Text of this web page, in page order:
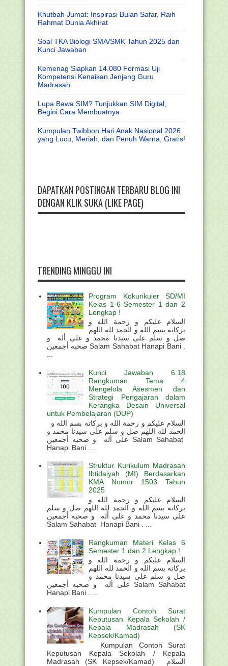
Khutbah Jumat: Inspirasi Bulan Safar, Raih
Rahmat Dunia Akhirat
Soal TKA Biologi SMA/SMK Tahun 2025 dan
Kunci Jawaban
Kemenag Siapkan 14.080 Formasi Uji
Kompetensi Kenaikan Jenjang Guru
Madrasah
Lupa Bawa SIM? Tunjukkan SIM Digital,
Begini Cara Membuatnya
Kumpulan Twibbon Hari Anak Nasional 2026
yang Lucu, Meriah, dan Penuh Warna, Gratis!
DAPATKAN POSTINGAN TERBARU BLOG INI
DENGAN KLIK SUKA (LIKE PAGE)
TRENDING MINGGU INI
Program Kokurikuler SD/MI
Kelas 1-6 Semester 1 dan 2
Lengkap !
السلام عليكم و رحمة الله و
بركاته بسم الله و الحمد لله اللهم
صل و سلم على سيدنا محمد و على أله و
صحبه أجمعين Salam Sahabat Hanapi Bani .
...
Kunci Jawaban 6.18
Rangkuman Tema 4
Mengelola Asesmen dan
Strategi Pengajaran dalam
Kerangka Desain Universal
untuk Pembelajaran (DUP)
الحمد لله اللهم صل و سلم على سيدنا محمد و
على أله و صحبه أجمعين Salam Sahabat
Hanapi Bani ....
Struktur Kurikulum Madrasah
Ibtidaiyah (MI) Berdasarkan
KMA Nomor 1503 Tahun
2025
السلام عليكم و رحمة الله و
بركاته بسم الله و الحمد لله اللهم صل و سلم
على سيدنا محمد و على أله و صحبه أجمعين
Salam Sahabat Hanapi Bani . ...
Rangkuman Materi Kelas 6
Semester 1 dan 2 Lengkap !
السلام عليكم و رحمة الله و
بركاته بسم الله و الحمد لله اللهم
صل و سلم على سيدنا محمد و
على أله و صحبه أجمعين Salam Sahabat
Hanapi Bani . ...
Kumpulan Contoh Surat
Keputusan Kepala Sekolah /
Kepala Madrasah (SK
Kepsek/Kamad)
Kumpulan Contoh Surat
Keputusan Kepala Sekolah / Kepala
Madrasah (SK Kepsek/Kamad) السلام